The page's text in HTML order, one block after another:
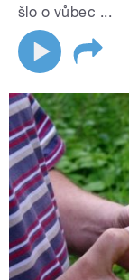
šlo o vůbec ...